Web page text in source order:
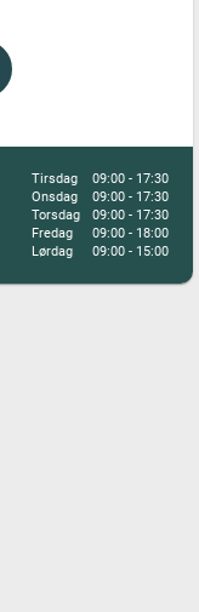
Tirsdag
09:00 - 17:30
Onsdag
09:00 - 17:30
Torsdag
09:00 - 17:30
Fredag
09:00 - 18:00
Lørdag
09:00 - 15:00